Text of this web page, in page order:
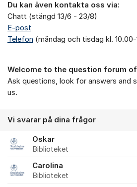
Du kan även kontakta oss via:
Chatt (stängd 13/6 - 23/8)
E-post
Telefon (måndag och tisdag kl.
Welcome to the question forum
Ask questions, look for answers and
us.
Vi svarar på dina frågor
Oskar
Biblioteket
Carolina
Biblioteket